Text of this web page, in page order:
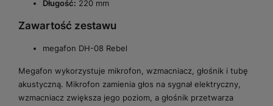
Długość: 220 mm
Zawartość zestawu
megafon DH-08 Rebel
Megafon wykorzystuje mikrofon, wzmacniacz, głośnik i tubę
akustyczną. Mikrofon zamienia głos na sygnał elektryczny,
wzmacniacz zwiększa jego poziom, a głośnik przetwarza